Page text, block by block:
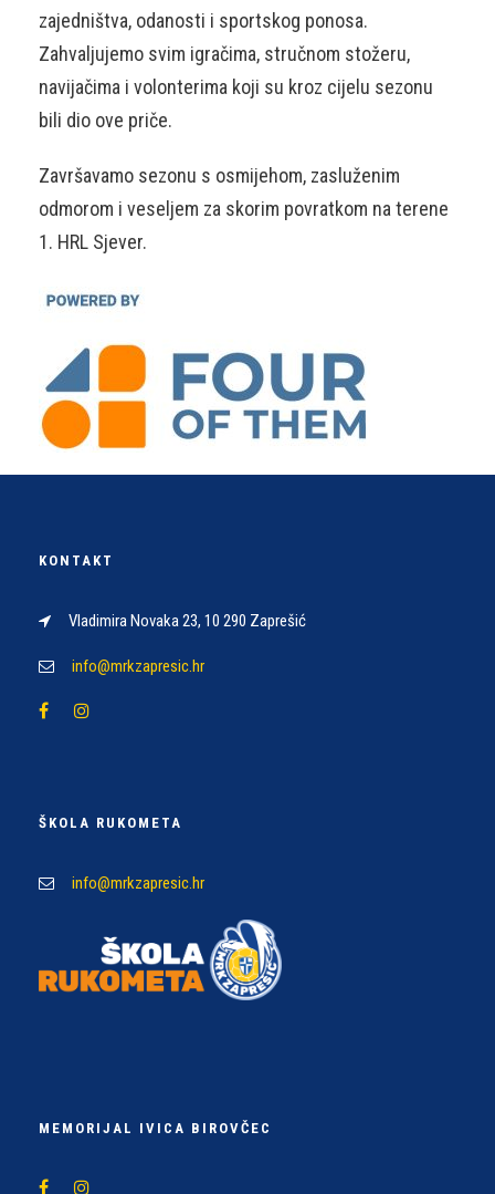
zajedništva, odanosti i sportskog ponosa.
Zahvaljujemo svim igračima, stručnom stožeru,
navijačima i volonterima koji su kroz cijelu sezonu
bili dio ove priče.
Završavamo sezonu s osmijehom, zasluženim
odmorom i veseljem za skorim povratkom na terene
1. HRL Sjever.
KONTAKT
Vladimira Novaka 23, 10 290 Zaprešić
info@mrkzapresic.hr
ŠKOLA RUKOMETA
info@mrkzapresic.hr
MEMORIJAL IVICA BIROVČEC